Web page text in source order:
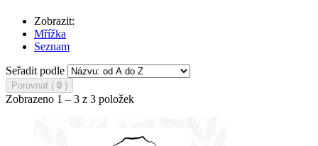
Zobrazit:
Mřížka
Seznam
Seřadit podle
Porovnat ( 0 )
Zobrazeno 1 – 3 z 3 položek